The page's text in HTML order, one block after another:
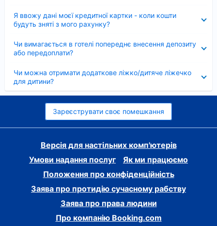
Я ввожу дані моєї кредитної картки - коли кошти
будуть зняті з мого рахунку?
Чи вимагається в готелі попереднє внесення депозиту
або передоплати?
Чи можна отримати додаткове ліжко/дитяче ліжечко
для дитини?
Зареєструвати своє помешкання
Версія для настільних комп'ютерів
Умови надання послуг
Як ми працюємо
Положення про конфіденційність
Заява про протидію сучасному рабству
Заява про права людини
Про компанію Booking.com